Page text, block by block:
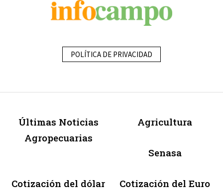
POLÍTICA DE PRIVACIDAD
Últimas Noticias
Agropecuarias
Agricultura
Senasa
Cotización del dólar Cotización del Euro